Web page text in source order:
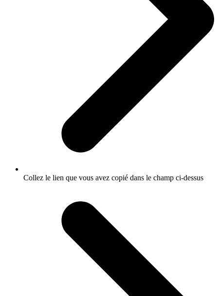
Collez le lien que vous avez copié dans le champ ci-dessus